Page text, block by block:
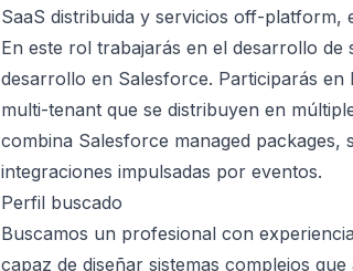
SaaS distribuida y servicios off-platform,
En este rol trabajarás en el desarrollo de
desarrollo en Salesforce. Participarás
multi-tenant que se distribuyen en
combina Salesforce managed
integraciones impulsadas por eventos.
Perfil buscado
Buscamos un profesional con
capaz de diseñar sistemas complejos